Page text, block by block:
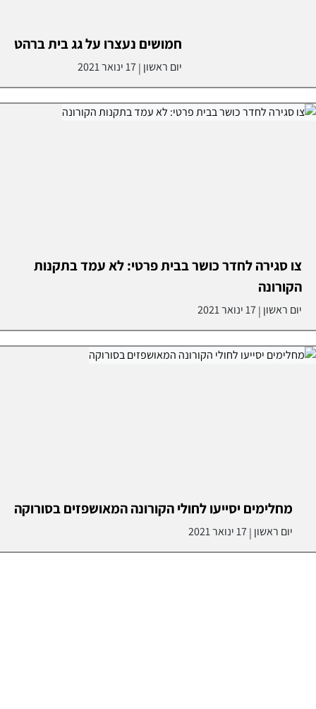
חמושים נעצרו על גג בית ברהט
יום ראשון |17 ינואר 2021
צו סגירה לחדר כושר בבית פרטי: לא עמד בתקנות
הקורונה
יום ראשון |17 ינואר 2021
מחלימים יסייעו לחולי הקורונה המאושפזים בסורוקה
יום ראשון |17 ינואר 2021